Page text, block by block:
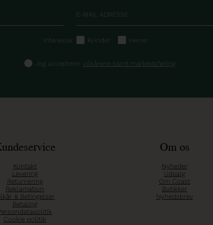
Interesse: Kvinder Herrer
Jeg accepterer vilkårene samt markedsføring
Kontakt
Levering
Returnering
Reklamation
& Betingelser
Betaling
Cookie politik
Om os
Nyheder
Udsalg
Om Coast
Butikker
Nyhedsbrev